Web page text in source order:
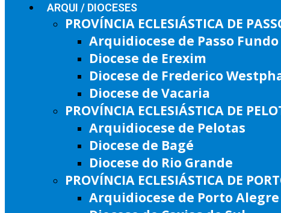
ARQUI / DIOCESES
PROVÍNCIA ECLESIÁSTICA DE
Arquidiocese de Passo Fundo
Diocese de Erexim
Diocese de Frederico
Diocese de Vacaria
PROVÍNCIA ECLESIÁSTICA DE
Arquidiocese de Pelotas
Diocese de Bagé
Diocese do Rio Grande
PROVÍNCIA ECLESIÁSTICA DE
Arquidiocese de Porto Alegre